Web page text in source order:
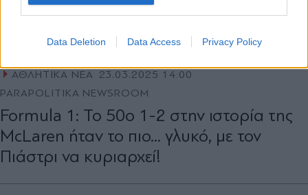
Data Deletion Data Access Privacy Policy
ΑΘΛΗΤΙΚΑ ΝΕΑ 23.03.2025 14:00
PARAPOLITIKA NEWSROOM
Formula 1: Το 50ο 1-2 στην ιστορία της
McLaren ήταν το πιο... γλυκό, με τον
Πιάστρι να κυριαρχεί!